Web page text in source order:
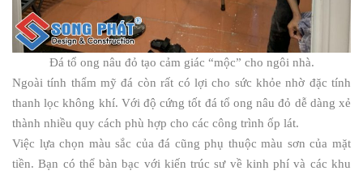
Đá tổ ong nâu đỏ tạo cảm giác “mộc” cho ngôi nhà.
Ngoài tính thẩm mỹ đá còn rất có lợi cho sức khỏe nhờ đặc tính
thanh lọc không khí. Với độ cứng tốt đá tổ ong nâu đỏ dễ dàng xẻ
thành nhiều quy cách phù hợp cho các công trình ốp lát.
Việc lựa chọn màu sắc của đá cũng phụ thuộc màu sơn của mặt
tiền. Bạn có thể bàn bạc với kiến trúc sư về kinh phí và các khu